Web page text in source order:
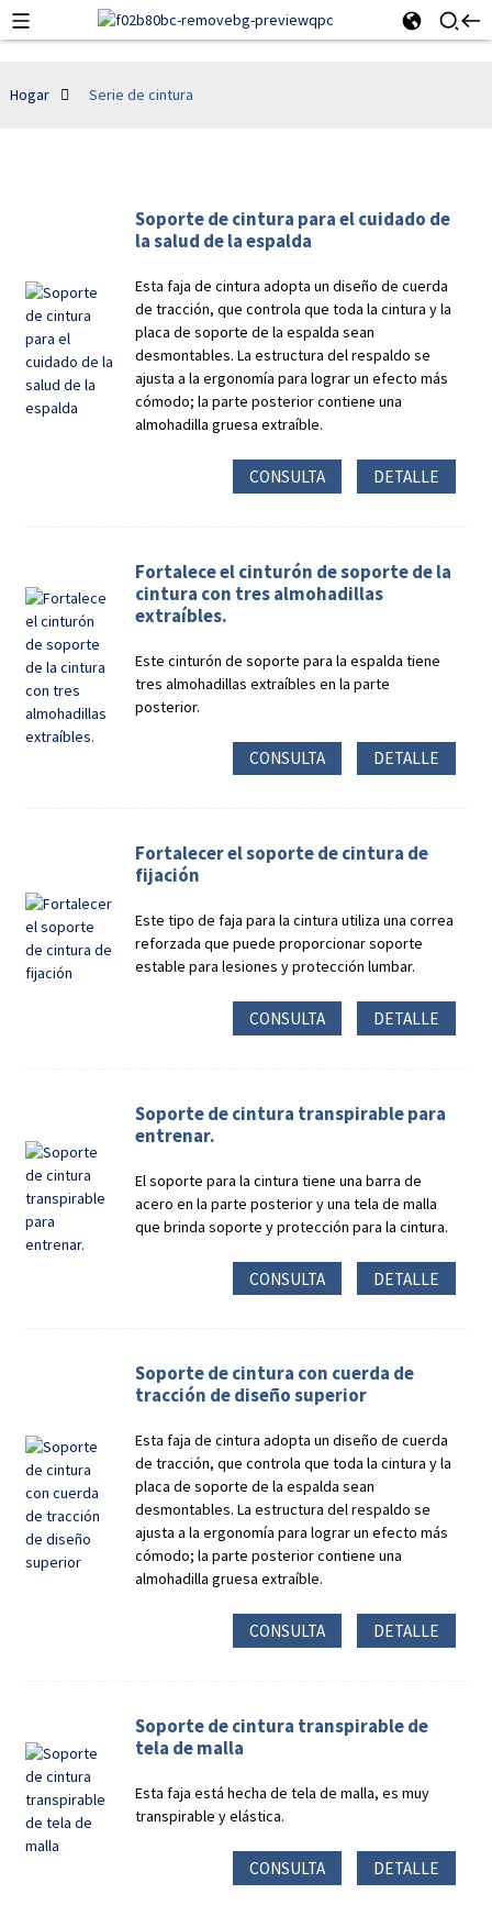
Hogar Serie de cintura
Soporte de cintura para el cuidado de
la salud de la espalda
Esta faja de cintura adopta un diseño de cuerda
de tracción, que controla que toda la cintura y la
placa de soporte de la espalda sean
desmontables. La estructura del respaldo se
ajusta a la ergonomía para lograr un efecto más
cómodo; la parte posterior contiene una
almohadilla gruesa extraíble.
CONSULTA DETALLE
Fortalece el cinturón de soporte de la
cintura con tres almohadillas
extraíbles.
Este cinturón de soporte para la espalda tiene
tres almohadillas extraíbles en la parte
posterior.
CONSULTA DETALLE
Fortalecer el soporte de cintura de
fijación
Este tipo de faja para la cintura utiliza una correa
reforzada que puede proporcionar soporte
estable para lesiones y protección lumbar.
CONSULTA DETALLE
Soporte de cintura transpirable para
entrenar.
El soporte para la cintura tiene una barra de
acero en la parte posterior y una tela de malla
que brinda soporte y protección para la cintura.
CONSULTA DETALLE
Soporte de cintura con cuerda de
tracción de diseño superior
Esta faja de cintura adopta un diseño de cuerda
de tracción, que controla que toda la cintura y la
placa de soporte de la espalda sean
desmontables. La estructura del respaldo se
ajusta a la ergonomía para lograr un efecto más
cómodo; la parte posterior contiene una
almohadilla gruesa extraíble.
CONSULTA DETALLE
Soporte de cintura transpirable de
tela de malla
Esta faja está hecha de tela de malla, es muy
transpirable y elástica.
CONSULTA DETALLE